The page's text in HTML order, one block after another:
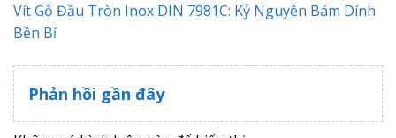
Vít Gỗ Đầu Tròn Inox DIN 7981C: Kỷ Nguyên Bám Dính
Bền Bỉ
Phản hồi gần đây